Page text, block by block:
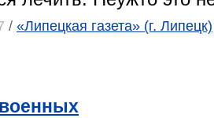
/ «Липецкая газета» (г. Липецк)